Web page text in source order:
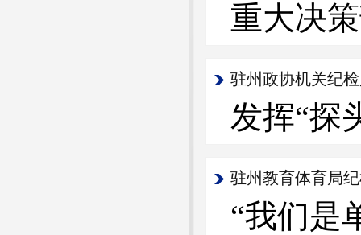
重大决
驻州政协机关纪
发挥“探
驻州教育体育局
“我们是